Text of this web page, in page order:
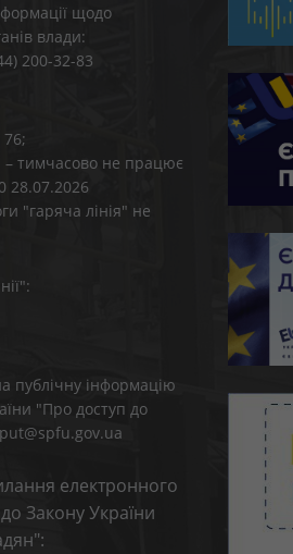
щодо
влади:
200-32-83
не працює
28.07.2026
"гаряча лінія" не
публічну інформацію
"Про доступ до
електронного
Закону України